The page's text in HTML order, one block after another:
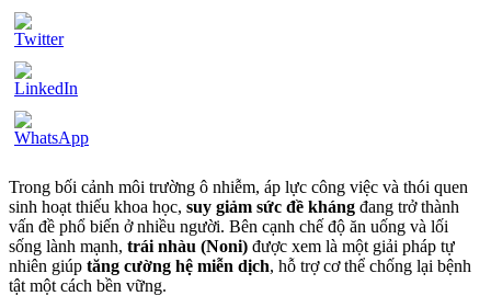
Trong bối cảnh môi trường ô nhiễm, áp lực công việc và thói quen
sinh hoạt thiếu khoa học, suy giảm sức đề kháng đang trở thành
vấn đề phổ biến ở nhiều người. Bên cạnh chế độ ăn uống và lối
sống lành mạnh, trái nhàu (Noni) được xem là một giải pháp tự
nhiên giúp tăng cường hệ miễn dịch, hỗ trợ cơ thể chống lại bệnh
tật một cách bền vững.